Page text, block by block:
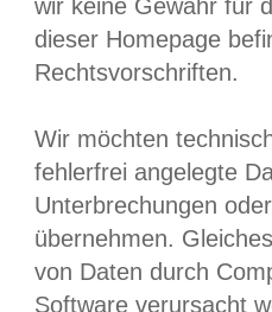
wir keine Gewähr für
dieser Homepage
Rechtsvorschriften.
Wir möchten
fehlerfrei angelegte
Unterbrechungen
übernehmen.
von Daten durch
Software verursacht